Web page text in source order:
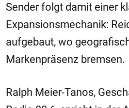
Sender folgt damit einer
Expansionsmechanik:
aufgebaut, wo
Markenpräsenz bremsen.
Ralph Meier-Tanos,